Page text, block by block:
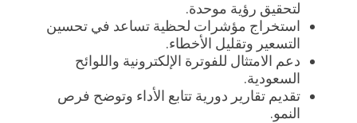
لتحقيق رؤية موحدة.
استخراج مؤشرات لحظية تساعد في تحسين
التسعير وتقليل الأخطاء.
دعم الامتثال للفوترة الإلكترونية واللوائح
السعودية.
تقديم تقارير دورية تتابع الأداء وتوضح فرص
النمو.